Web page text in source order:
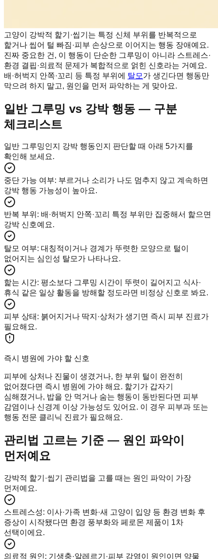
고양이 강박적 핥기·씹기는 특정 신체 부위를 반복적으로
핥거나 씹어 털 빠짐·피부 손상으로 이어지는 행동 장애예요.
진짜 중요한 건, 이 행동이 단순한 그루밍이 아니라 스트레스·
환경 결핍·의료적 문제가 복합적으로 얽힌 신호라는 거예요.
배·허벅지 안쪽·꼬리 등 특정 부위에 탈모 가 생긴다면 행동만
막으려 하지 말고, 원인을 먼저 파악하는 게 맞아요.
일반 그루밍 vs 강박 행동 — 구분
체크리스트
일반 그루밍인지 강박 행동인지 판단할 때 아래 5가지를
확인해 보세요.
중단 가능 여부: 부르거나 소리가 나도 멈추지 않고 계속하면
강박 행동 가능성이 높아요.
반복 부위 : 배·허벅지 안쪽·꼬리 특정 부위만 집중해서 핥으면
강박 신호예요.
탈모 여부: 대칭적이거나 경계가 뚜렷한 모양으로 털이
없어지는 심인성 탈모가 나타나요.
핥는 시간: 평소보다 그루밍 시간이 뚜렷이 길어지고 식사·
휴식 같은 일상 활동을 방해할 정도라면 비정상 신호로 봐요.
피부 상태 : 붉어지거나 딱지·상처가 생기면 즉시 피부 진료가
필요해요.
즉시 병원에 가야 할 신호
피부에 상처나 진물이 생겼거나, 한 부위 털이 완전히
없어졌다면 즉시 병원에 가야 해요. 핥기가 갑자기
심해졌거나, 밥을 안 먹거나 숨는 행동이 동반된다면 피부
감염이나 신경계 이상 가능성도 있어요. 이 경우 피부과 또는
행동 전문 클리닉 진료가 필요해요.
관리법 고르는 기준 — 원인 파악이
먼저예요
강박적 핥기·씹기 관리법을 고를 때는 원인 파악이 가장
먼저예요.
스트레스성: 이사·가족 변화·새 고양이 입양 등 환경 변화 후
증상이 시작됐다면 환경 풍부화와 페로몬 제품이 1차
선택이에요.
의료적 원인: 기생충·알레르기·피부 감염이 원인이면 약물